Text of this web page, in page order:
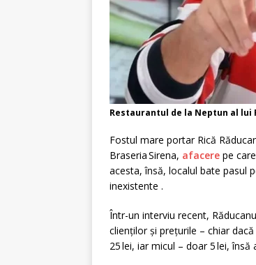
Restaurantul de la Neptun al lui
Fostul mare portar Rică
Braseria Sirena, afacere pe
acesta, însă, localul bate pasul
inexistente .
Într-un interviu recent,
clienților și prețurile – chiar
25 lei, iar micul – doar 5 lei,